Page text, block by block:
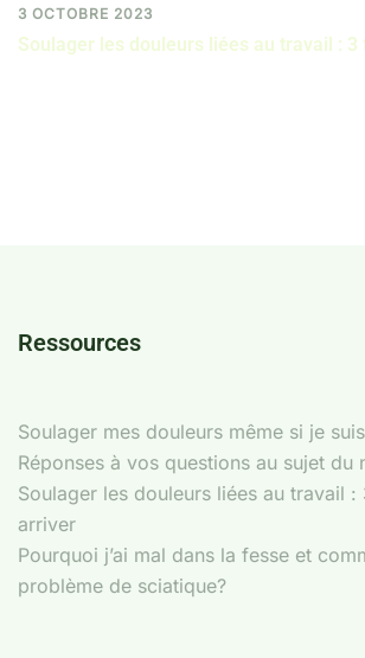
3 OCTOBRE 2023
Soulager les douleurs liées au travail : 3
Ressources
Soulager mes douleurs même si je
Réponses à vos questions au sujet du
Soulager les douleurs liées au travail :
arriver
Pourquoi j’ai mal dans la fesse et
problème de sciatique?